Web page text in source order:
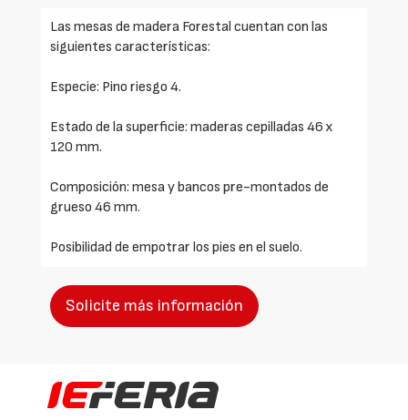
Las mesas de madera Forestal cuentan con las
siguientes características:
Especie: Pino riesgo 4.
Estado de la superficie: maderas cepilladas 46 x
120 mm.
Composición: mesa y bancos pre-montados de
grueso 46 mm.
Posibilidad de empotrar los pies en el suelo.
Solicite más información